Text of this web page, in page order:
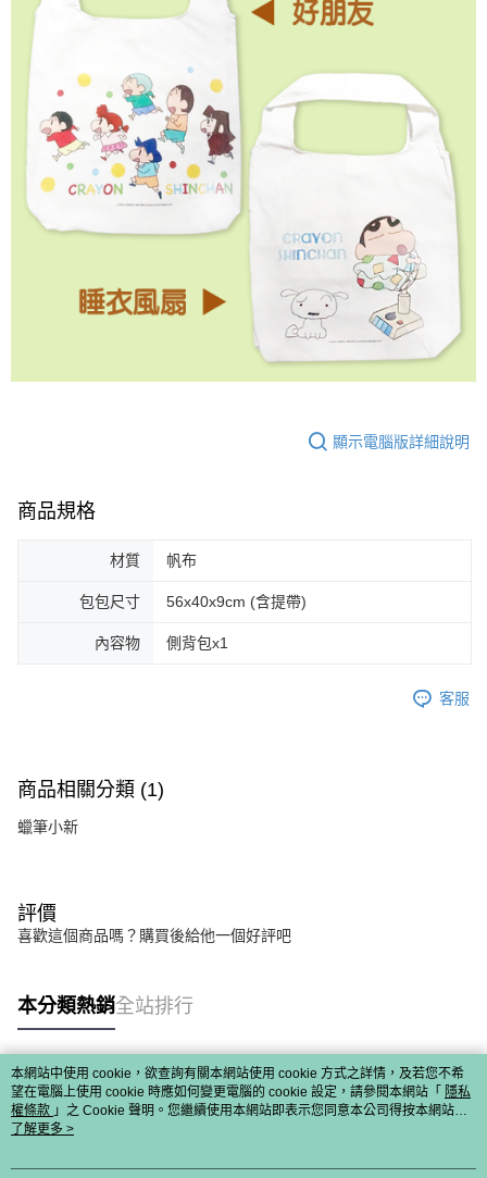
顯示電腦版詳細說明
商品規格
材質 帆布
包包尺寸 56x40x9cm (含提帶)
內容物 側背包x1
客服
商品相關分類 (1)
蠟筆小新
評價
喜歡這個商品嗎？購買後給他一個好評吧
本分類熱銷全站排行
熱門標籤
本網站中使用 cookie，欲查詢有關本網站使用 cookie 方式之詳情，及若您不希
望在電腦上使用 cookie 時應如何變更電腦的 cookie 設定，請參閱本網站「 隱私
權條款 」之 Cookie 聲明。您繼續使用本網站即表示您同意本公司得按本網站使
用條款之 Cookie 聲明使用 cookie。
了解更多 >